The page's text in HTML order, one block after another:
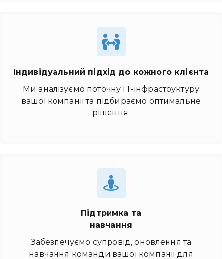
Індивідуальний підхід до кожного клієнта
Ми аналізуємо поточну IT-інфраструктуру
вашої компанії та підбираємо оптимальне
рішення.
Підтримка та
навчання
Забезпечуємо супровід, оновлення та
навчання команди вашої компанії для